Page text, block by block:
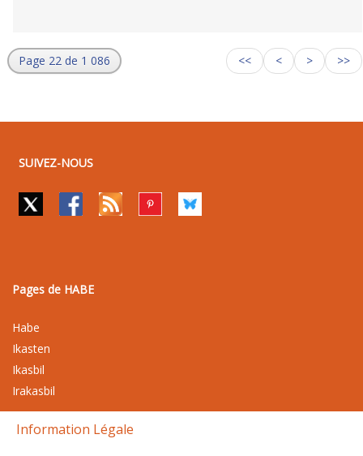
Page 22 de 1 086 << < > >>
SUIVEZ-NOUS
Pages de HABE
Habe
Ikasten
Ikasbil
Irakasbil
Information Légale